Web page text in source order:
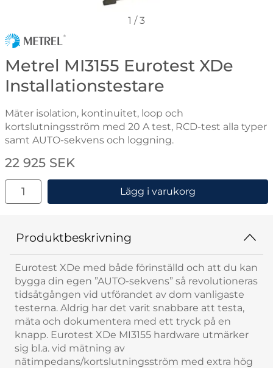
1 /3
Gå till varumärkessidan för Metrel
Metrel MI3155 Eurotest XDe
Installationstestare
Mäter isolation, kontinuitet, loop och
kortslutningsström med 20 A test, RCD-test alla typer
samt AUTO-sekvens och loggning.
Handla denna produkt Metrel MI3155 Eurotest XDe
pris
22 925 SEK
antal
Lägg i varukorg
Produktbeskrivning
Eurotest XDe med både förinställd och att du kan
bygga din egen ”AUTO-sekvens” så revolutioneras
tidsåtgången vid utförandet av dom vanligaste
testerna. Aldrig har det varit snabbare att testa,
mäta och dokumentera med ett tryck på en
knapp. Eurotest XDe MI3155 hardware utmärker
sig bl.a. vid mätning av
nätimpedans/kortslutningsström med extra hög